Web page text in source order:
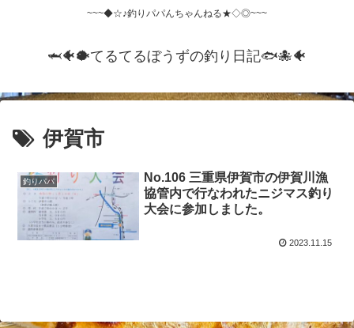
~~~◆☆♪釣りパパんちゃんねる★◇◎~~~
🦈🐠🐡てるてるぼうずの釣り日記🐟️🐙🐠
伊賀市
釣りパパ
No.106 三重県伊賀市の伊賀川漁
協管内で行なわれたニジマス釣り
大会に参加しました。
2023.11.15